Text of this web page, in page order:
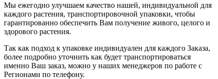
Мы ежегодно улучшаем качество нашей, индивидуальной для
каждого растения, транспортировочной упаковки, чтобы
гарантированно обеспечить Вам получение живого, целого и
здорового растения.
Так как подход к упаковке индивидуален для каждого Заказа,
более подробно уточнить как будет транспортироваться
именно Ваш заказ, можно у наших менеджеров по работе с
Регионами по телефону.